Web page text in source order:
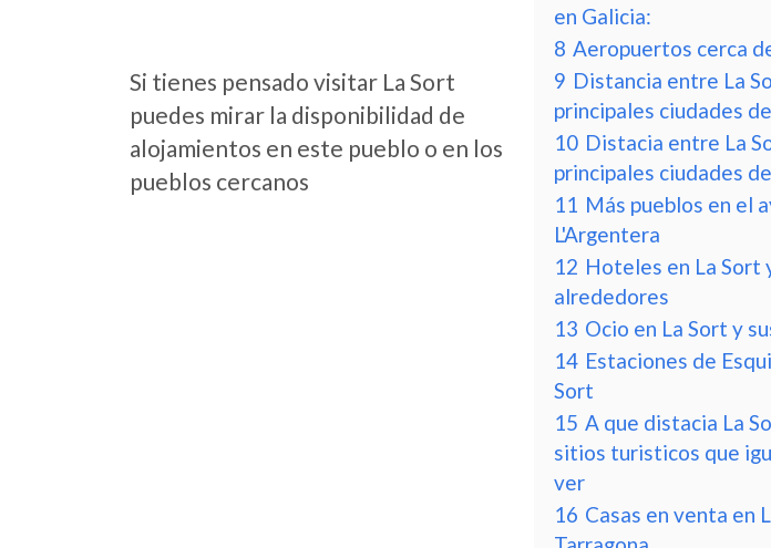
Si tienes pensado visitar La Sort
puedes mirar la disponibilidad de
alojamientos en este pueblo o en los
pueblos cercanos
en Galicia:
8 Aeropuertos cerca
9 Distancia entre La
principales ciudades
10 Distacia entre La
principales ciudades
11 Más pueblos en el
L'Argentera
12 Hoteles en La Sort
alrededores
13 Ocio en La Sort y
14 Estaciones de
Sort
15 A que distacia La
sitios turisticos que
ver
16 Casas en venta en